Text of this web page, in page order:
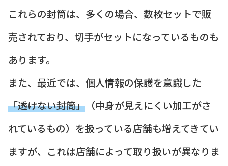
これらの封筒は、多くの場合、数枚セットで販
売されており、切手がセットになっているものも
あります。
また、最近では、個人情報の保護を意識した
「透けない封筒」 （中身が見えにくい加工がさ
れているもの）を扱っている店舗も増えてきてい
ますが、これは店舗によって取り扱いが異なりま